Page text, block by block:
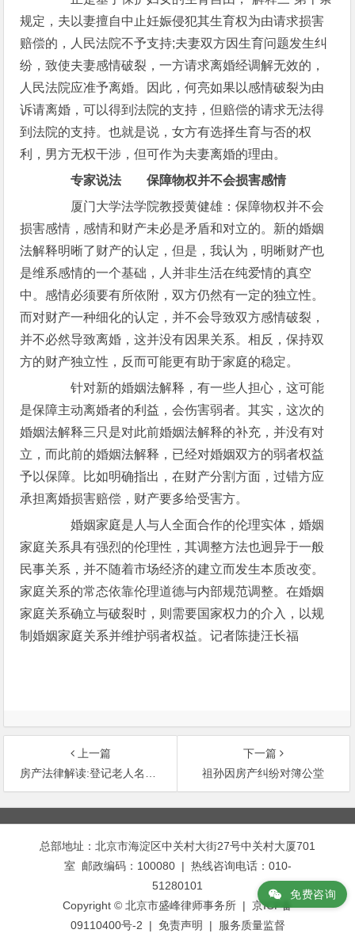
规定，夫以妻擅自中止妊娠侵犯其生育权为由请求损害
赔偿的，人民法院不予支持;夫妻双方因生育问题发生纠
纷，致使夫妻感情破裂，一方请求离婚经调解无效的，
人民法院应准予离婚。因此，何亮如果以感情破裂为由
诉请离婚，可以得到法院的支持，但赔偿的请求无法得
到法院的支持。也就是说，女方有选择生育与否的权
利，男方无权干涉，但可作为夫妻离婚的理由。
专家说法保障物权并不会损害感情
厦门大学法学院教授黄健雄：保障物权并不会
损害感情，感情和财产未必是矛盾和对立的。新的婚姻
法解释明晰了财产的认定，但是，我认为，明晰财产也
是维系感情的一个基础，人并非生活在纯爱情的真空
中。感情必须要有所依附，双方仍然有一定的独立性。
而对财产一种细化的认定，并不会导致双方感情破裂，
并不必然导致离婚，这并没有因果关系。相反，保持双
方的财产独立性，反而可能更有助于家庭的稳定。
针对新的婚姻法解释，有一些人担心，这可能
是保障主动离婚者的利益，会伤害弱者。其实，这次的
婚姻法解释三只是对此前婚姻法解释的补充，并没有对
立，而此前的婚姻法解释，已经对婚姻双方的弱者权益
予以保障。比如明确指出，在财产分割方面，过错方应
承担离婚损害赔偿，财产要多给受害方。
婚姻家庭是人与人全面合作的伦理实体，婚姻
家庭关系具有强烈的伦理性，其调整方法也迥异于一般
民事关系，并不随着市场经济的建立而发生本质改变。
家庭关系的常态依靠伦理道德与内部规范调整。在婚姻
家庭关系确立与破裂时，则需要国家权力的介入，以规
制婚姻家庭关系并维护弱者权益。记者陈捷汪长福
上一篇
房产法律解读:登记老人名字房产变成继承
下一篇
祖孙因房产纠纷对簿公堂
文
章
总部地址：北京市海淀区中关村大街27号中关村大厦701
室 邮政编码：100080 | 热线咨询电话：010-
51280101
Copyright © 北京市盛峰律师事务所 | 京ICP备
09110400号-2 | 免责声明 | 服务质量监督
免费咨询